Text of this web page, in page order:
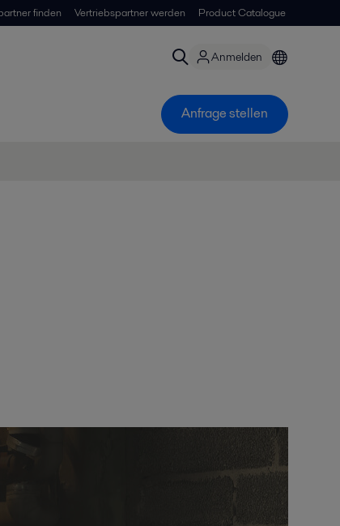
finden Vertriebspartner werden Product Catalogue
Anmelden
Anfrage stellen